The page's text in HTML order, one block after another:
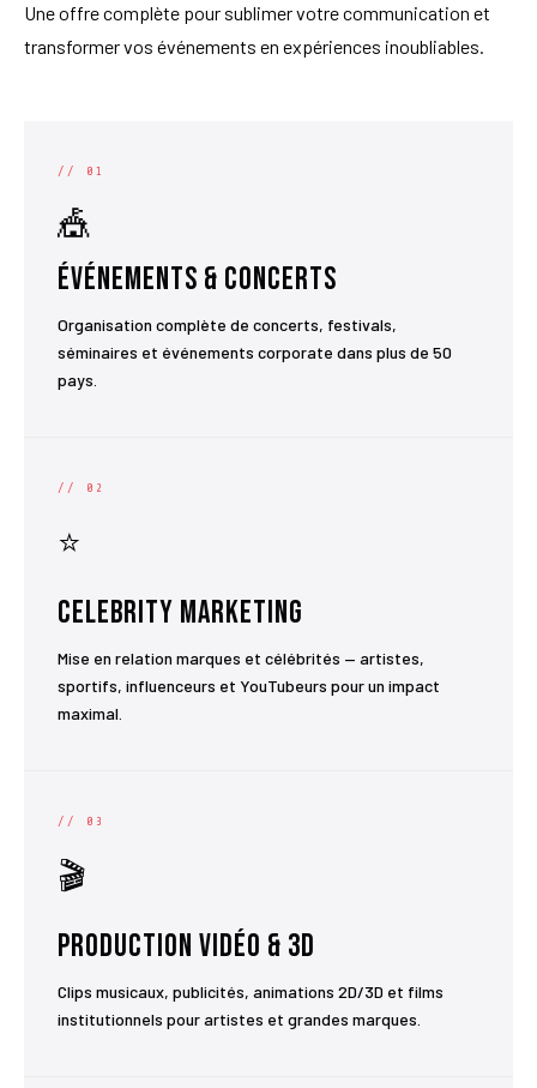
Une offre complète pour sublimer votre communication et
transformer vos événements en expériences inoubliables.
// 01
🎪
Événements & Concerts
Organisation complète de concerts, festivals,
séminaires et événements corporate dans plus de 50
pays.
// 02
⭐
Celebrity Marketing
Mise en relation marques et célébrités — artistes,
sportifs, influenceurs et YouTubeurs pour un impact
maximal.
// 03
🎬
Production Vidéo & 3D
Clips musicaux, publicités, animations 2D/3D et films
institutionnels pour artistes et grandes marques.